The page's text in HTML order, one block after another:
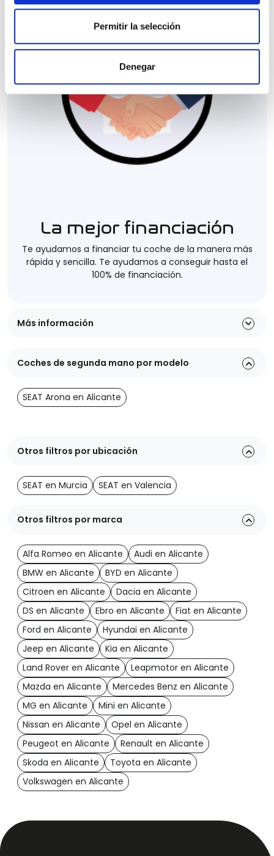
Permitir la selección
Denegar
La mejor financiación
Te ayudamos a financiar tu coche de la manera más
rápida y sencilla. Te ayudamos a conseguir hasta el
100% de financiación.
Más información
Coches de segunda mano por modelo
SEAT Arona en Alicante
Otros filtros por ubicación
SEAT en Murcia SEAT en Valencia
Otros filtros por marca
Alfa Romeo en Alicante
Audi en Alicante
BMW en Alicante
BYD en Alicante
Citroen en Alicante
Dacia en Alicante
DS en Alicante
Ebro en Alicante
Fiat en Alicante
Ford en Alicante
Hyundai en Alicante
Jeep en Alicante
Kia en Alicante
Land Rover en Alicante
Leapmotor en Alicante
Mazda en Alicante
Mercedes Benz en Alicante
MG en Alicante
Mini en Alicante
Nissan en Alicante
Opel en Alicante
Peugeot en Alicante
Renault en Alicante
Skoda en Alicante
Toyota en Alicante
Volkswagen en Alicante